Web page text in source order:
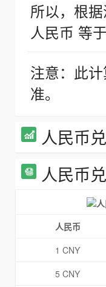
所以，根
人民币 等
注意：此
准。
人民币
人民币
人民币
1 CNY
5 CNY